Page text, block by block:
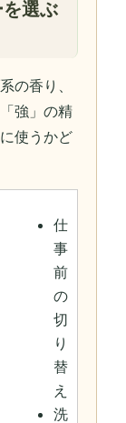
選ぶ
の香り、
強」の精
使うかど
仕
事
前
の
切
り
替
え
洗